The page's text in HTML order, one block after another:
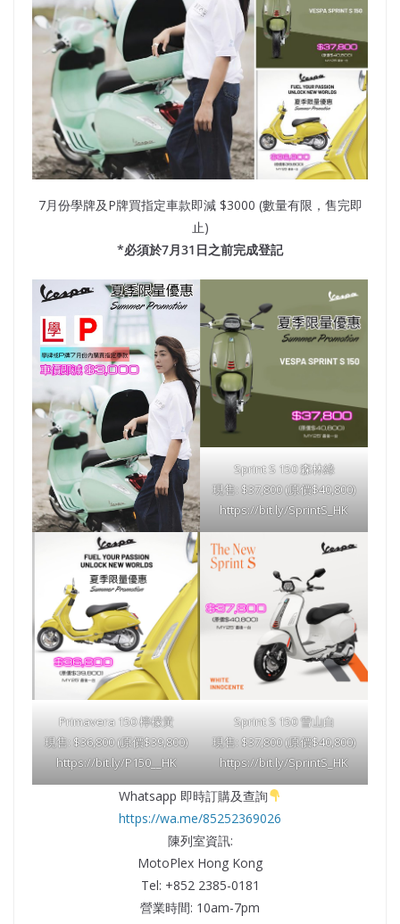
7月份學牌及P牌買指定車款即減 $3000 (數量有限，售完即
止)
*必須於7月31日之前完成登記
Sprint S 150 森林綠
現售: $37,800 (原價$40,800)
https://bit.ly/SprintS_HK
Primavera 150 檸檬黃
現售: $36,800 (原價$39,800)
https://bit.ly/P150__HK
Sprint S 150 雪山白
現售: $37,800 (原價$40,800)
https://bit.ly/SprintS_HK
Whatsapp 即時訂購及查詢
https://wa.me/85252369026
陳列室資訊:
MotoPlex Hong Kong
Tel: +852 2385-0181
營業時間: 10am-7pm